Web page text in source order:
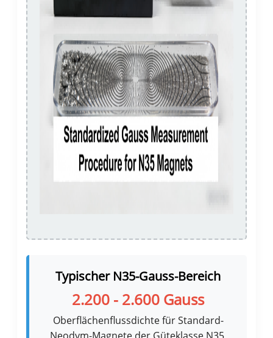
Typischer N35-Gauss-Bereich
2.200 - 2.600 Gauss
Oberflächenflussdichte für Standard-